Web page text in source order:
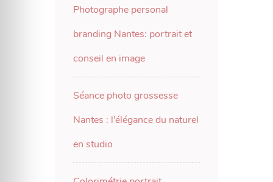
Photographe personal
branding Nantes: portrait et
conseil en image
Séance photo grossesse
Nantes : l’élégance du naturel
en studio